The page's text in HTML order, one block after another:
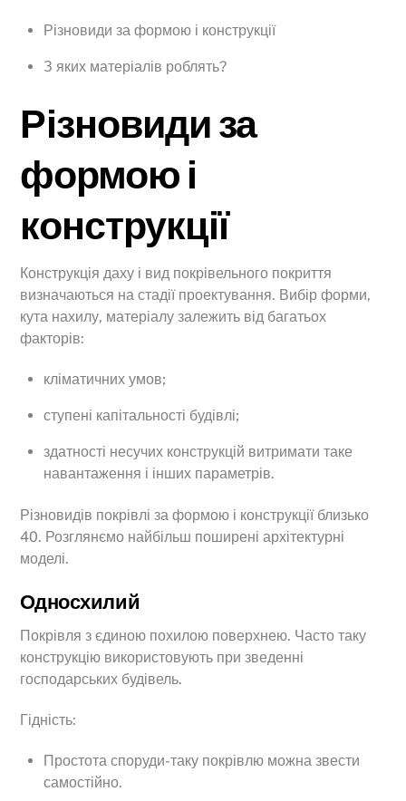
Різновиди за формою і конструкції
З яких матеріалів роблять?
Різновиди за
формою і
конструкції
Конструкція даху і вид покрівельного покриття
визначаються на стадії проектування. Вибір форми,
кута нахилу, матеріалу залежить від багатьох
факторів:
кліматичних умов;
ступені капітальності будівлі;
здатності несучих конструкцій витримати таке
навантаження і інших параметрів.
Різновидів покрівлі за формою і конструкції близько
40. Розглянємо найбільш поширені архітектурні
моделі.
Односхилий
Покрівля з єдиною похилою поверхнею. Часто таку
конструкцію використовують при зведенні
господарських будівель.
Гідність:
Простота споруди-таку покрівлю можна звести
самостійно.